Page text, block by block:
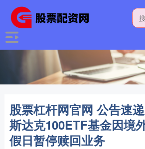
股票杠杆网官网 公告速
斯达克100ETF基金因境
假日暂停赎回业务